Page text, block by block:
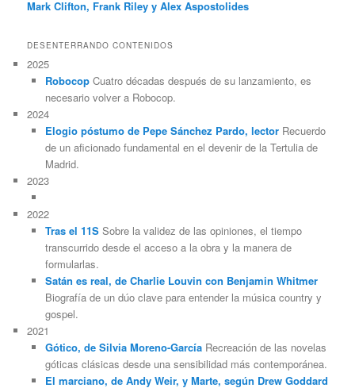
Mark Clifton, Frank Riley y Alex Aspostolides
DESENTERRANDO CONTENIDOS
2025
RobocopCuatro décadas después de su lanzamiento, es
necesario volver a Robocop.
2024
Elogio póstumo de Pepe Sánchez Pardo, lectorRecuerdo
de un aficionado fundamental en el devenir de la Tertulia de
Madrid.
2023
2022
Tras el 11SSobre la validez de las opiniones, el tiempo
transcurrido desde el acceso a la obra y la manera de
formularlas.
Satán es real, de Charlie Louvin con Benjamin Whitmer
Biografía de un dúo clave para entender la música country y
gospel.
2021
Gótico, de Silvia Moreno-GarcíaRecreación de las novelas
góticas clásicas desde una sensibilidad más contemporánea.
El marciano, de Andy Weir, y Marte, según Drew Goddard